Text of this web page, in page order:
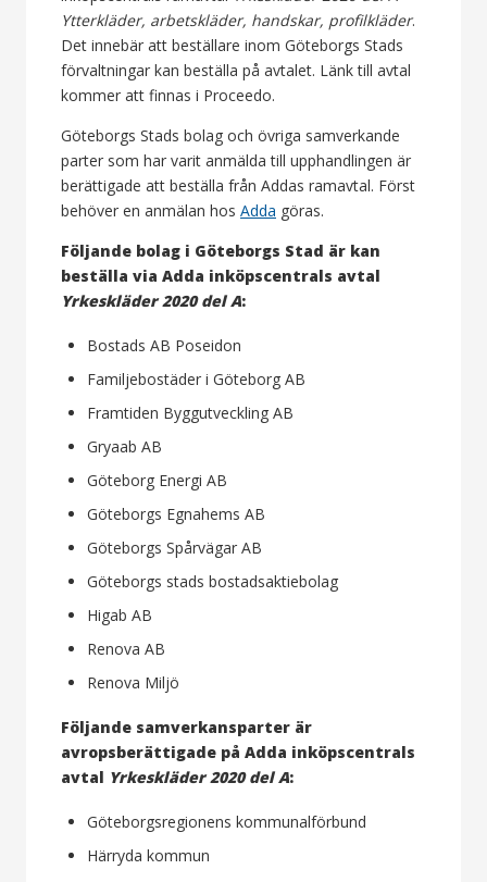
Ytterkläder, arbetskläder, handskar, profilkläder.
Det innebär att beställare inom Göteborgs Stads
förvaltningar kan beställa på avtalet. Länk till avtal
kommer att finnas i Proceedo.
Göteborgs Stads bolag och övriga samverkande
parter som har varit anmälda till upphandlingen är
berättigade att beställa från Addas ramavtal. Först
behöver en anmälan hos Adda göras.
Följande bolag i Göteborgs Stad är kan
beställa via Adda inköpscentrals avtal
Yrkeskläder 2020 del A:
Bostads AB Poseidon
Familjebostäder i Göteborg AB
Framtiden Byggutveckling AB
Gryaab AB
Göteborg Energi AB
Göteborgs Egnahems AB
Göteborgs Spårvägar AB
Göteborgs stads bostadsaktiebolag
Higab AB
Renova AB
Renova Miljö
Följande samverkansparter är
avropsberättigade på Adda inköpscentrals
avtal Yrkeskläder 2020 del A:
Göteborgsregionens kommunalförbund
Härryda kommun